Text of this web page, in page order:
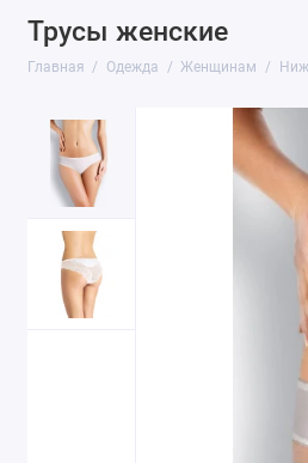
Трусы женские
Главная Одежда Женщинам